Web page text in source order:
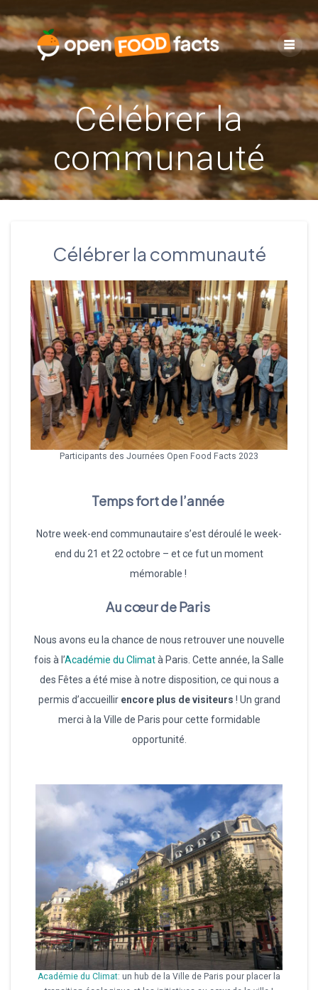
to
content
Célébrer la
communauté
Célébrer la communauté
Participants des Journées Open Food Facts 2023
Temps fort de l’année
Notre week-end communautaire s’est déroulé le week-
end du 21 et 22 octobre – et ce fut un moment
mémorable !
Au cœur de Paris
Nous avons eu la chance de nous retrouver une nouvelle
fois à l’Académie du Climatà Paris. Cette année, la Salle
des Fêtes a été mise à notre disposition, ce qui nous a
permis d’accueillir encore plus de visiteurs ! Un grand
merci à la Ville de Paris pour cette formidable
opportunité.
Académie du Climat: un hub de la Ville de Paris pour placer la